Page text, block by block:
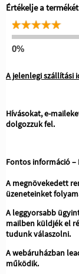
Értékelje a termékét
0%
A jelenlegi szállítási
Hívásokat, e-
dolgozzuk fel.
Fontos információ –
A megnövekedett
üzeneteinket
A leggyorsabb
mailben küldjék el
tudunk válaszolni.
A webáruházban
működik.